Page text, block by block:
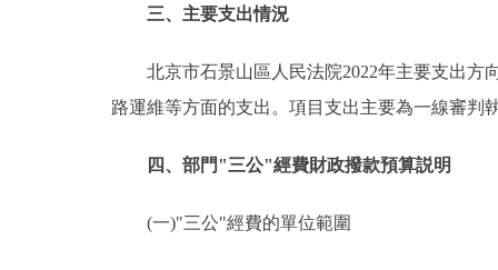
三、主要支出情況
北京市石景山區人民法院2022年主要支出方
路運維等方面的支出。項目支出主要為一線審判
四、部門"三公"經費財政撥款預算説明
(一)"三公"經費的單位範圍